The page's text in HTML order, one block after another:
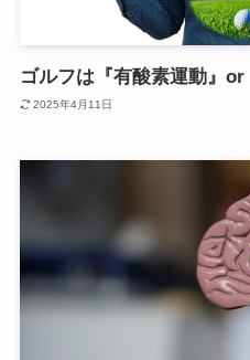
ゴルフは『有酸素運動』
2025年4月11日